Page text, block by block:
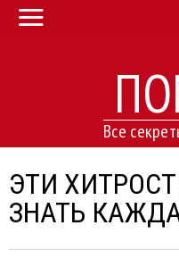
Все
ЭТИ
ЗНАТЬ